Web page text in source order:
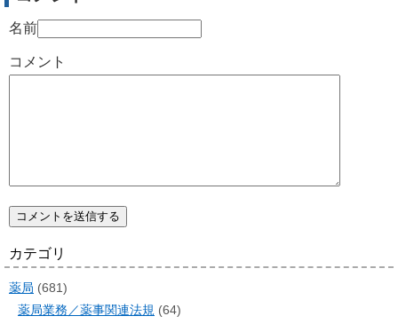
名前
コメント
カテゴリ
薬局 (681)
薬局業務／薬事関連法規 (64)